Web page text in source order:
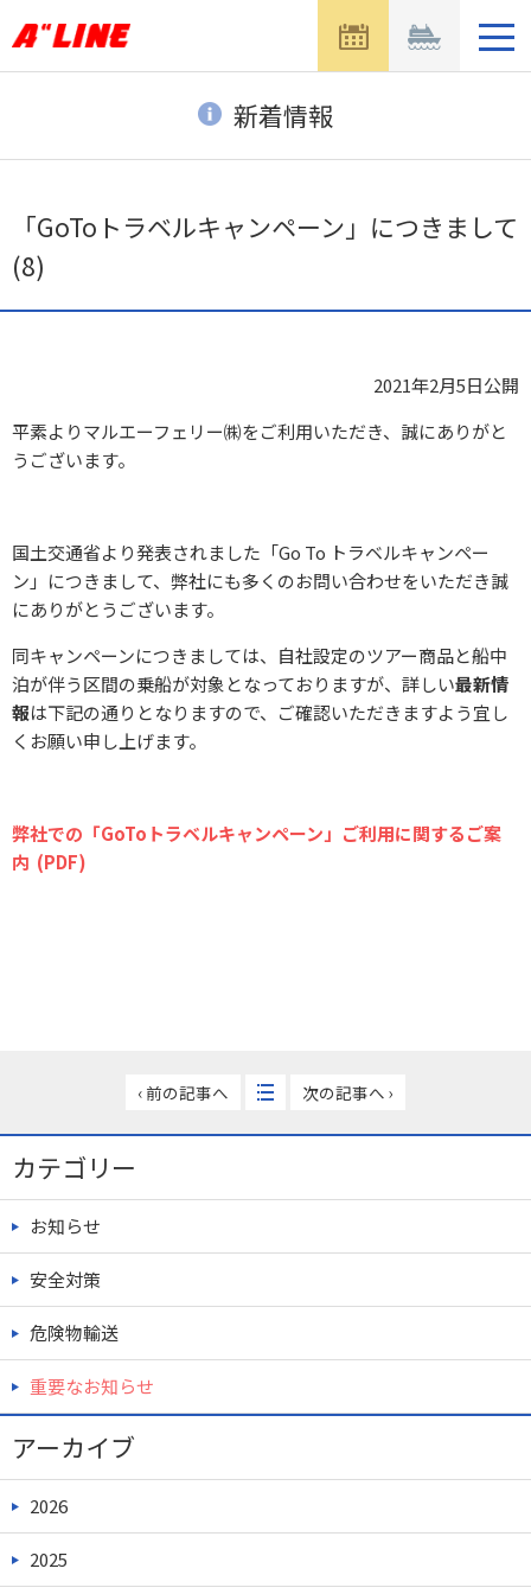
ュ
開
新着情報
「GoToトラベルキャンペーン」につきまして
(8)
2021年2月5日公開
平素よりマルエーフェリー㈱をご利用いただき、誠にありがと
うございます。
国土交通省より発表されました「Go To トラベルキャンペー
ン」につきまして、弊社にも多くのお問い合わせをいただき誠
にありがとうございます。
同キャンペーンにつきましては、自社設定のツアー商品と船中
泊が伴う区間の乗船が対象となっておりますが、詳しい最新情
報は下記の通りとなりますので、ご確認いただきますよう宜し
くお願い申し上げます。
弊社での「GoToトラベルキャンペーン」ご利用に関するご案
内 (PDF)
‹ 前の記事へ 次の記事へ ›
カテゴリー
お知らせ
安全対策
危険物輸送
重要なお知らせ
アーカイブ
2026
2025